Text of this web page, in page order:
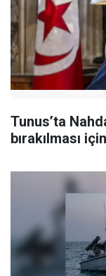
Tunus’ta
bırakılması